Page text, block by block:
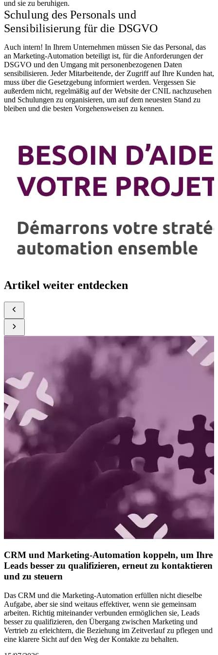
und sie zu beruhigen.
Schulung des Personals und
Sensibilisierung für die DSGVO
Auch intern! In Ihrem Unternehmen müssen Sie das Personal, das
an Marketing-Automation beteiligt ist, für die Anforderungen der
DSGVO und den Umgang mit personenbezogenen Daten
sensibilisieren. Jeder Mitarbeitende, der Zugriff auf Ihre Kunden hat,
muss über die Gesetzgebung informiert werden. Vergessen Sie
außerdem nicht, regelmäßig auf der Website der CNIL nachzusehen
und Schulungen zu organisieren, um auf dem neuesten Stand zu
bleiben und die besten Vorgehensweisen zu kennen.
Artikel weiter entdecken
CRM und Marketing-Automation koppeln, um Ihre
Leads besser zu qualifizieren, erneut zu kontaktieren
und zu steuern
Das CRM und die Marketing-Automation erfüllen nicht dieselbe
Aufgabe, aber sie sind weitaus effektiver, wenn sie gemeinsam
arbeiten. Richtig miteinander verbunden ermöglichen sie, Leads
besser zu qualifizieren, den Übergang zwischen Marketing und
Vertrieb zu erleichtern, die Beziehung im Zeitverlauf zu pflegen und
eine klarere Sicht auf den Weg der Kontakte zu behalten.